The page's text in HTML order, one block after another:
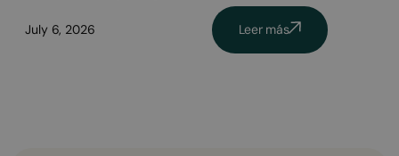
July 6, 2026 Leer más